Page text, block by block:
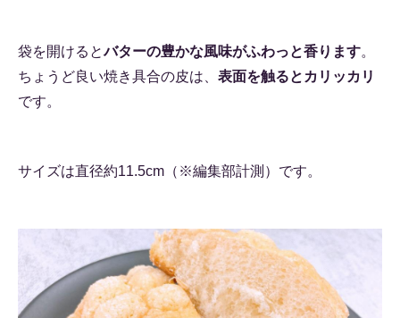
袋を開けるとバターの豊かな風味がふわっと香ります。
ちょうど良い焼き具合の皮は、 表面を触るとカリッカリ
です。
サイズは直径約11.5cm（※編集部計測）です。